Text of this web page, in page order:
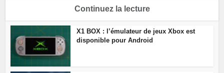
Continuez la lecture
X1 BOX : l’émulateur de jeux Xbox est
disponible pour Android